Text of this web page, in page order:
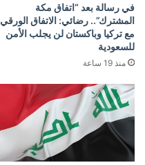
في رسالة بعد “اتفاق مكة
المشترك”.. رضائي: الاتفاق الورقي
مع تركيا وباكستان لن يجلب الأمن
للسعودية
منذ 19 ساعة